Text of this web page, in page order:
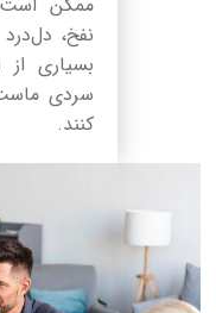
نفخ،
بسیاری از
سردی
کنند.